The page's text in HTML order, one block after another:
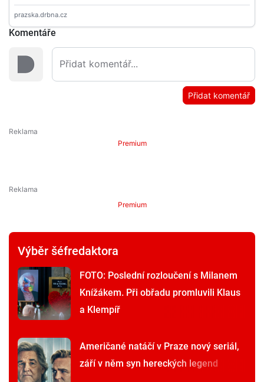
Komentáře
Přidat komentář
Premium
Premium
Výběr šéfredaktora
FOTO: Poslední rozloučení s Milanem
Knížákem. Při obřadu promluvili Klaus
a Klempíř
Američané natáčí v Praze nový seriál,
září v něm syn hereckých legend